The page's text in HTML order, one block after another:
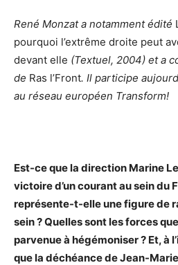
René Monzat a notamment édité
pourquoi l’extrême droite peut
devant elle (Textuel, 2004) et a
de Ras l’Front. Il participe
au réseau européen Transform!
Est-ce que la direction Marine
victoire d’un courant au sein du
représente-t-elle une figure de
sein ? Quelles sont les forces
parvenue à hégémoniser ? Et, à
que la déchéance de Jean-